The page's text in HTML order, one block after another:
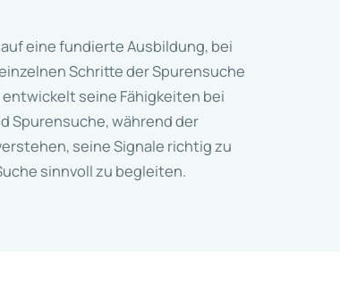
eine fundierte Ausbildung, bei
Schritte der Spurensuche
seine Fähigkeiten bei
Spurensuche, während der
seine Signale richtig zu
sinnvoll zu begleiten.